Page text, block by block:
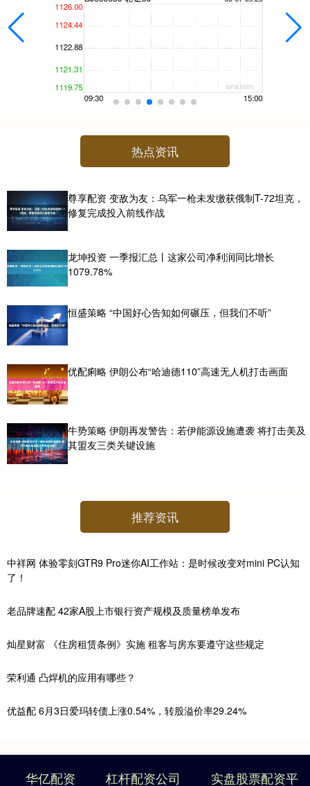
热点资讯
尊享配资 变敌为友：乌军一枪未发缴获俄制T-72坦克，
修复完成投入前线作战
龙坤投资 一季报汇总丨这家公司净利润同比增长
1079.78%
恒盛策略 “中国好心告知如何碾压，但我们不听”
优配痢略 伊朗公布“哈迪德110”高速无人机打击画面
牛势策略 伊朗再发警告：若伊能源设施遭袭 将打击美及
其盟友三类关键设施
推荐资讯
中祥网 体验零刻GTR9 Pro迷你AI工作站：是时候改变对mini PC认知
了！
老品牌速配 42家A股上市银行资产规模及质量榜单发布
灿星财富 《住房租赁条例》实施 租客与房东要遵守这些规定
荣利通 凸焊机的应用有哪些？
优益配 6月3日爱玛转债上涨0.54%，转股溢价率29.24%
华亿配资 杠杆配资公司 实盘股票配资平